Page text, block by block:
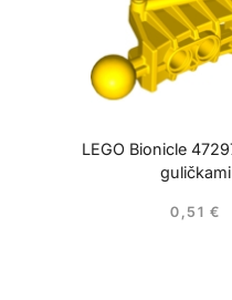
LEGO Bionicle
guličkami
0,51 €